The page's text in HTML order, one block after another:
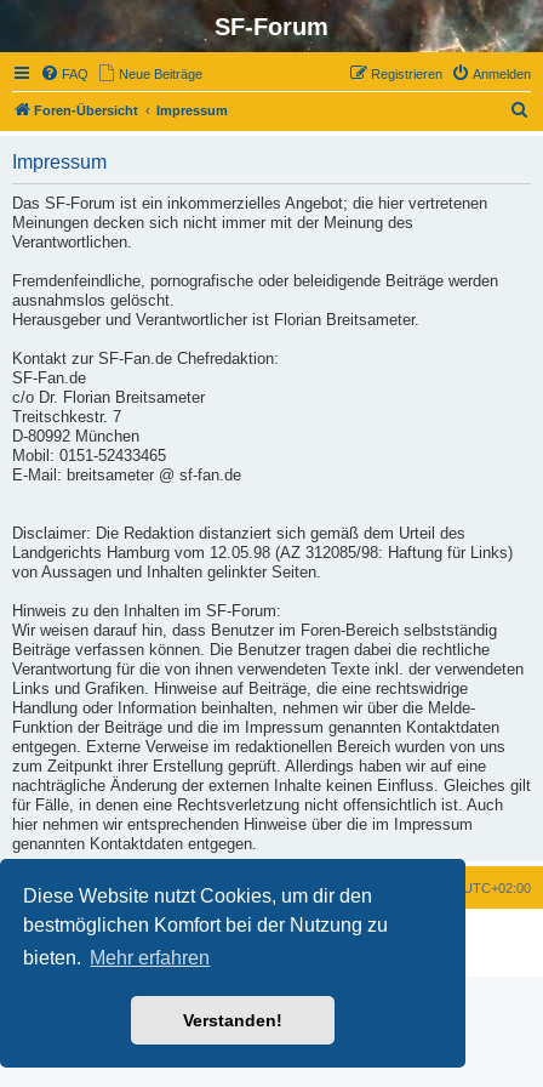
Diese Website nutzt Cookies, um dir den
bestmöglichen Komfort bei der Nutzung zu
bieten. Mehr erfahren
Verstanden!
SF-Forum
FAQ Neue Beiträge Anmelden
Registrieren
Foren-Übersicht Impressum
Impressum
Das SF-Forum ist ein inkommerzielles Angebot; die hier vertretenen
Meinungen decken sich nicht immer mit der Meinung des
Verantwortlichen.
Fremdenfeindliche, pornografische oder beleidigende Beiträge werden
ausnahmslos gelöscht.
Herausgeber und Verantwortlicher ist Florian Breitsameter.
Kontakt zur SF-Fan.de Chefredaktion:
SF-Fan.de
c/o Dr. Florian Breitsameter
Treitschkestr. 7
D-80992 München
Mobil: 0151-52433465
E-Mail: breitsameter @ sf-fan.de
Disclaimer: Die Redaktion distanziert sich gemäß dem Urteil des
Landgerichts Hamburg vom 12.05.98 (AZ 312085/98: Haftung für Links)
von Aussagen und Inhalten gelinkter Seiten.
Hinweis zu den Inhalten im SF-Forum:
Wir weisen darauf hin, dass Benutzer im Foren-Bereich selbstständig
Beiträge verfassen können. Die Benutzer tragen dabei die rechtliche
Verantwortung für die von ihnen verwendeten Texte inkl. der verwendeten
Links und Grafiken. Hinweise auf Beiträge, die eine rechtswidrige
Handlung oder Information beinhalten, nehmen wir über die Melde-
Funktion der Beiträge und die im Impressum genannten Kontaktdaten
entgegen. Externe Verweise im redaktionellen Bereich wurden von uns
zum Zeitpunkt ihrer Erstellung geprüft. Allerdings haben wir auf eine
nachträgliche Änderung der externen Inhalte keinen Einfluss. Gleiches gilt
für Fälle, in denen eine Rechtsverletzung nicht offensichtlich ist. Auch
hier nehmen wir entsprechenden Hinweise über die im Impressum
genannten Kontaktdaten entgegen.
Foren-Übersicht UTC+02:00
Powered byphpBB ® Forum Software © phpBB Limited
Datenschutz